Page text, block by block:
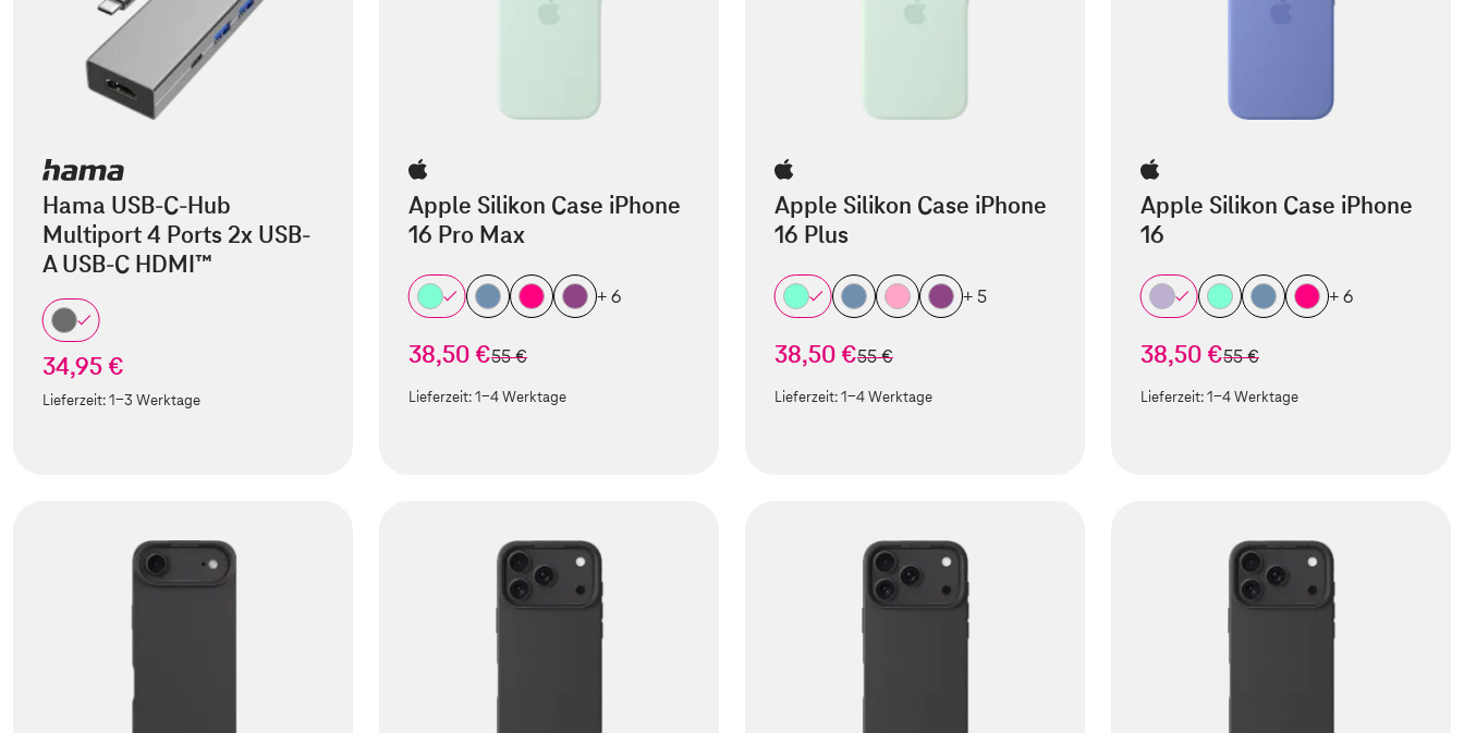
Hama USB-C-Hub
Multiport 4 Ports 2x USB-
A USB-C HDMI™
34,95 €
Lieferzeit:1-3 Werktage
Apple Silikon Case iPhone
16 Pro Max
+ 6
38,50 €statt
55 €
Lieferzeit:1-4 Werktage
Apple Silikon Case iPhone
16 Plus
+ 5
38,50 €statt
55 €
Lieferzeit:1-4 Werktage
Apple Silikon Case iPhone
16
+ 6
38,50 €statt
55 €
Lieferzeit:1-4 Werktage